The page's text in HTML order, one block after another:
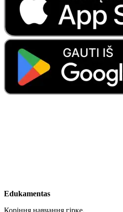
Edukamentas
Коріння навчання гірке,